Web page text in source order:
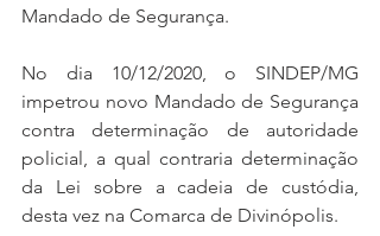
Mandado de Segurança.
No dia 10/12/2020, o SINDEP/MG
impetrou novo Mandado de Segurança
contra determinação de autoridade
policial, a qual contraria determinação
da Lei sobre a cadeia de custódia,
desta vez na Comarca de Divinópolis.